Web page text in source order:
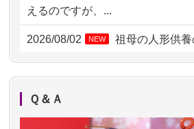
2026/07/31 17:28
2026/07/31 12:32 東京都の方か
2026/07/31 10:29 京都市の方か
2026/07/31 08:41
2026/07/30 22:27 墨田区の方から
えるのですが、...
2026/08/02 NEW
祖母の人形供
いただき安心感がある
Ｑ＆Ａ